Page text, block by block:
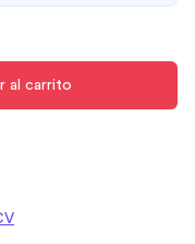
al carrito